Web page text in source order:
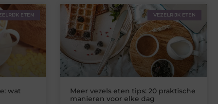
ETEN
wat
VEZELRIJK ETEN
Meer vezels eten tips: 20 praktische
manieren voor elke dag